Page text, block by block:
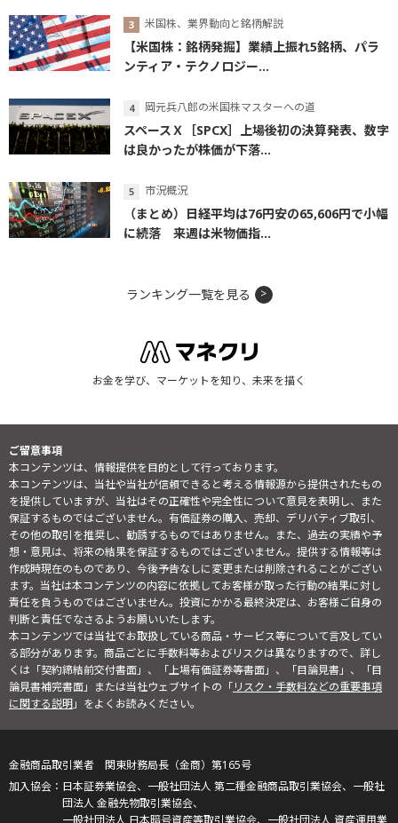
米国株、業界動向と銘柄解説
【米国株：銘柄発掘】業績上振れ5銘柄、パラ
ンティア・テクノロジー...
岡元兵八郎の米国株マスターへの道
スペースＸ［SPCX］上場後初の決算発表、数字
は良かったが株価が下落...
市況概況
（まとめ）日経平均は76円安の65,606円で小幅
に続落 来週は米物価指...
ランキング一覧を見る
お金を学び、マーケットを知り、未来を描く
ご留意事項
本コンテンツは、情報提供を目的として行っております。
本コンテンツは、当社や当社が信頼できると考える情報源から提供されたもの
を提供していますが、当社はその正確性や完全性について意見を表明し、また
保証するものではございません。有価証券の購入、売却、デリバティブ取引、
その他の取引を推奨し、勧誘するものではありません。また、過去の実績や予
想・意見は、将来の結果を保証するものではございません。提供する情報等は
作成時現在のものであり、今後予告なしに変更または削除されることがござい
ます。当社は本コンテンツの内容に依拠してお客様が取った行動の結果に対し
責任を負うものではございません。投資にかかる最終決定は、お客様ご自身の
判断と責任でなさるようお願いいたします。
本コンテンツでは当社でお取扱している商品・サービス等について言及してい
る部分があります。商品ごとに手数料等およびリスクは異なりますので、詳し
くは「契約締結前交付書面」、「上場有価証券等書面」、「目論見書」、「目
論見書補完書面」または当社ウェブサイトの「リスク・手数料などの重要事項
に関する説明」をよくお読みください。
金融商品取引業者 関東財務局長（金商）第165号
日本証券業協会、一般社団法人 第二種金融商品取引業協会、一般社
団法人 金融先物取引業協会、
一般社団法人 日本暗号資産等取引業協会、一般社団法人 資産運用業